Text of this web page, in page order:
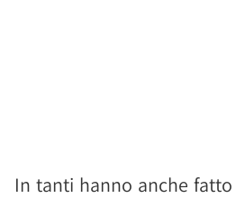
In tanti hanno anche